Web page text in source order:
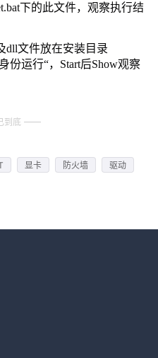
下的此文件，观察执行结
dll文件放在安装目录
份运行“，Start后Show观察
到底
显卡 防火墙 驱动